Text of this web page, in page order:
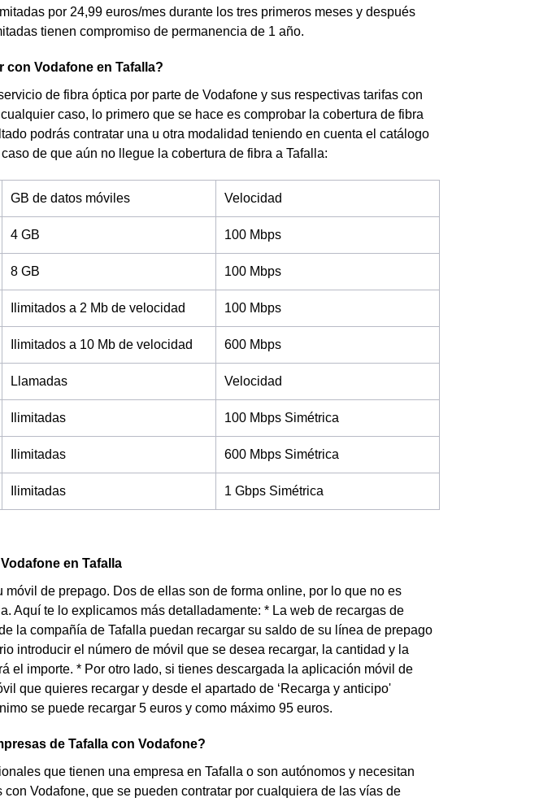
por 24,99 euros/mes durante los tres primeros meses y después
tienen compromiso de permanencia de 1 año.
con Vodafone en Tafalla?
de fibra óptica por parte de Vodafone y sus respectivas tarifas con
caso, lo primero que se hace es comprobar la cobertura de fibra
podrás contratar una u otra modalidad teniendo en cuenta el catálogo
de que aún no llegue la cobertura de fibra a Tafalla:
GB de datos móviles Velocidad
4 GB 100 Mbps
8 GB 100 Mbps
Ilimitados a 2 Mb de velocidad 100 Mbps
Ilimitados a 10 Mb de velocidad 600 Mbps
Llamadas Velocidad
Ilimitadas 100 Mbps Simétrica
Ilimitadas 600 Mbps Simétrica
Ilimitadas 1 Gbps Simétrica
en Tafalla
móvil de prepago. Dos de ellas son de forma online, por lo que no es
Aquí te lo explicamos más detalladamente: * La web de recargas de
la compañía de Tafalla puedan recargar su saldo de su línea de prepago
introducir el número de móvil que se desea recargar, la cantidad y la
el importe. * Por otro lado, si tienes descargada la aplicación móvil de
que quieres recargar y desde el apartado de ‘Recarga y anticipo'
se puede recargar 5 euros y como máximo 95 euros.
de Tafalla con Vodafone?
que tienen una empresa en Tafalla o son autónomos y necesitan
Vodafone, que se pueden contratar por cualquiera de las vías de